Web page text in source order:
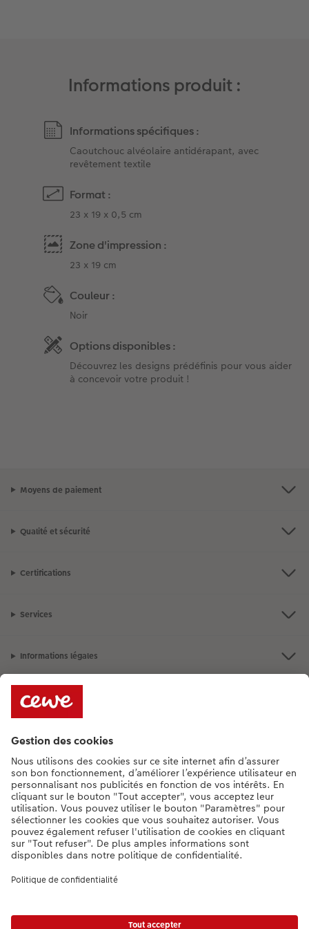
Conseils pour vos livres photos
Informations produit :
Informations spécifiques :
Caoutchouc alvéolaire antidérapant, avec
revêtement textile
Format :
23 x 19 x 0,5 cm
Zone d'impression :
23 x 19 cm
Couleur :
Noir
Options disponibles :
Découvrez les designs prédéfinis pour vous aider
à concevoir votre produit !
Moyens de paiement
Qualité et sécurité
Certifications
Services
Informations légales
Assortiment
**Besoin d'aide ou d'un conseil pour créer votre produit ?015 29 56 13
[Lu-Ve : 9:00 - 20:00h | Sa : 9.00 - 17:00h | Di : 12.00 - 16:00h]
FR|NL
Liste des prix.